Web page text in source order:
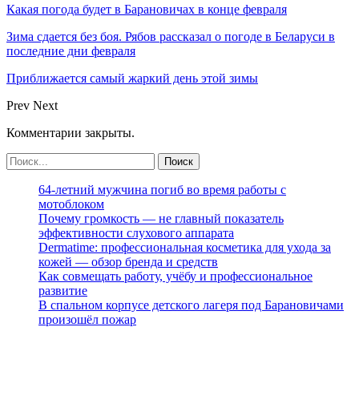
Какая погода будет в Барановичах в конце февраля
Зима сдается без боя. Рябов рассказал о погоде в Беларуси в
последние дни февраля
Приближается самый жаркий день этой зимы
Prev Next
Комментарии закрыты.
64-летний мужчина погиб во время работы с
мотоблоком
Почему громкость — не главный показатель
эффективности слухового аппарата
Dermatime: профессиональная косметика для ухода за
кожей — обзор бренда и средств
Как совмещать работу, учёбу и профессиональное
развитие
В спальном корпусе детского лагеря под Барановичами
произошёл пожар